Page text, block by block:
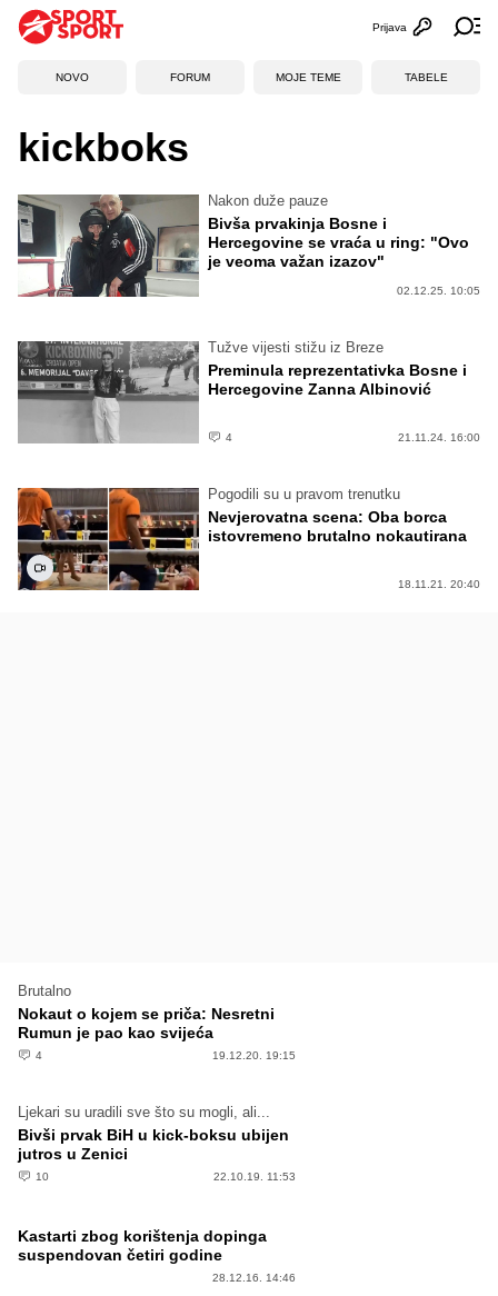
Otvori
Prijava
NOVO FORUM MOJE TEME TABELE
kickboks
Nakon duže pauze
Bivša prvakinja Bosne i
Hercegovine se vraća u ring: "Ovo
je veoma važan izazov"
02.12.25. 10:05
Tužve vijesti stižu iz Breze
Preminula reprezentativka Bosne i
Hercegovine Zanna Albinović
4 21.11.24. 16:00
Pogodili su u pravom trenutku
Nevjerovatna scena: Oba borca
istovremeno brutalno nokautirana
18.11.21. 20:40
Brutalno
Nokaut o kojem se priča: Nesretni
Rumun je pao kao svijeća
4 19.12.20. 19:15
Ljekari su uradili sve što su mogli, ali...
Bivši prvak BiH u kick-boksu ubijen
jutros u Zenici
10 22.10.19. 11:53
Kastarti zbog korištenja dopinga
suspendovan četiri godine
28.12.16. 14:46